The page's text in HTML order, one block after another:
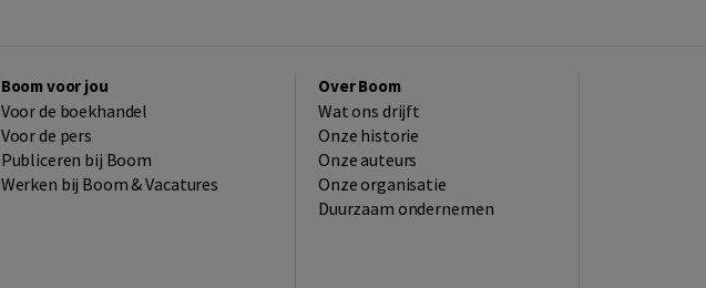
Boom voor jou
Voor de boekhandel
Voor de pers
Publiceren bij Boom
Werken bij Boom & Vacatures
Over Boom
Wat ons drijft
Onze historie
Onze auteurs
Onze organisatie
Duurzaam ondernemen